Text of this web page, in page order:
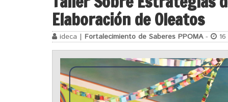
Elaboración de Oleatos
ideca | Fortalecimiento de Saberes PPOMA-